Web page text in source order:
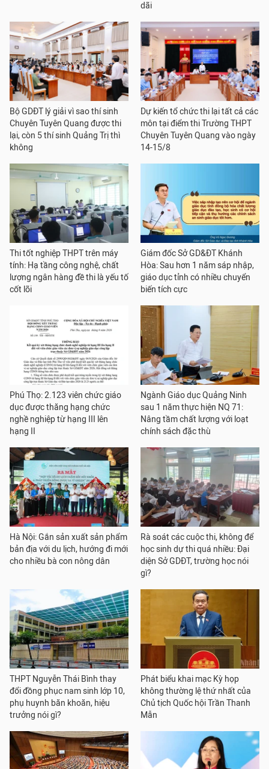
dãi
Bộ GDĐT lý giải vì sao thí sinh
Chuyên Tuyên Quang được thi
lại, còn 5 thí sinh Quảng Trị thì
không
Dự kiến tổ chức thi lại tất cả các
môn tại điểm thi Trường THPT
Chuyên Tuyên Quang vào ngày
14-15/8
Thi tốt nghiệp THPT trên máy
tính: Hạ tầng công nghệ, chất
lượng ngân hàng đề thi là yếu tố
cốt lõi
Giám đốc Sở GD&ĐT Khánh
Hòa: Sau hơn 1 năm sáp nhập,
giáo dục tỉnh có nhiều chuyển
biến tích cực
Phú Thọ: 2.123 viên chức giáo
dục được thăng hạng chức
nghề nghiệp từ hạng III lên
hạng II
Ngành Giáo dục Quảng Ninh
sau 1 năm thực hiện NQ 71:
Nâng tầm chất lượng với loạt
chính sách đặc thù
Hà Nội: Gắn sản xuất sản phẩm
bản địa với du lịch, hướng đi mới
cho nhiều bà con nông dân
Rà soát các cuộc thi, không để
học sinh dự thi quá nhiều: Đại
diện Sở GDĐT, trường học nói
gì?
THPT Nguyễn Thái Bình thay
đổi đồng phục nam sinh lớp 10,
phụ huynh băn khoăn, hiệu
trưởng nói gì?
Phát biểu khai mạc Kỳ họp
không thường lệ thứ nhất của
Chủ tịch Quốc hội Trần Thanh
Mẫn